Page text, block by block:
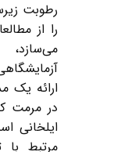
رطوبت
را از
ارائه یک
در مرمت
ایلخانی
مرتبط با